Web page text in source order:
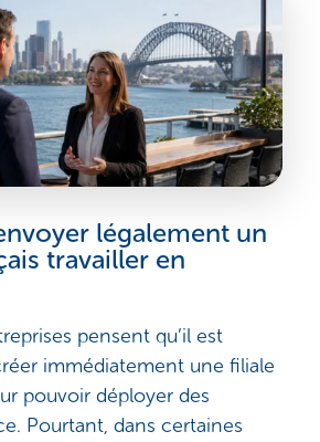
légalement un
travailler en
pensent qu’il est
immédiatement une filiale
pouvoir déployer des
Pourtant, dans certaines